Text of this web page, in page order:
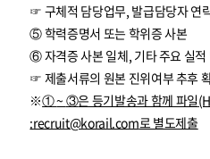
☞ 구체적 담당업무, 발급담당자 연
⑤ 학력증명서 또는 학위증 사본
⑥ 자격증 사본 일체, 기타 주요 실
☞ 제출서류의 원본 진위여부 추후
※①~ ③은 등기발송과 함께 파일
:recruit@korail.com로 별도제출